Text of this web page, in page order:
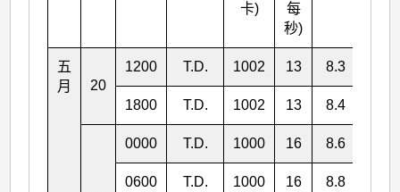
卡)
每
秒)
五
月
20
1200 T.D. 1002 13 8.3
1800 T.D. 1002 13 8.4
0000 T.D. 1000 16 8.6
0600 T.D. 1000 16 8.8